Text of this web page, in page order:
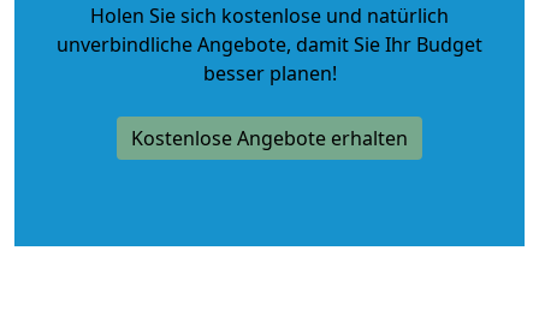
Holen Sie sich kostenlose und natürlich
unverbindliche Angebote, damit Sie Ihr Budget
besser planen!
Kostenlose Angebote erhalten